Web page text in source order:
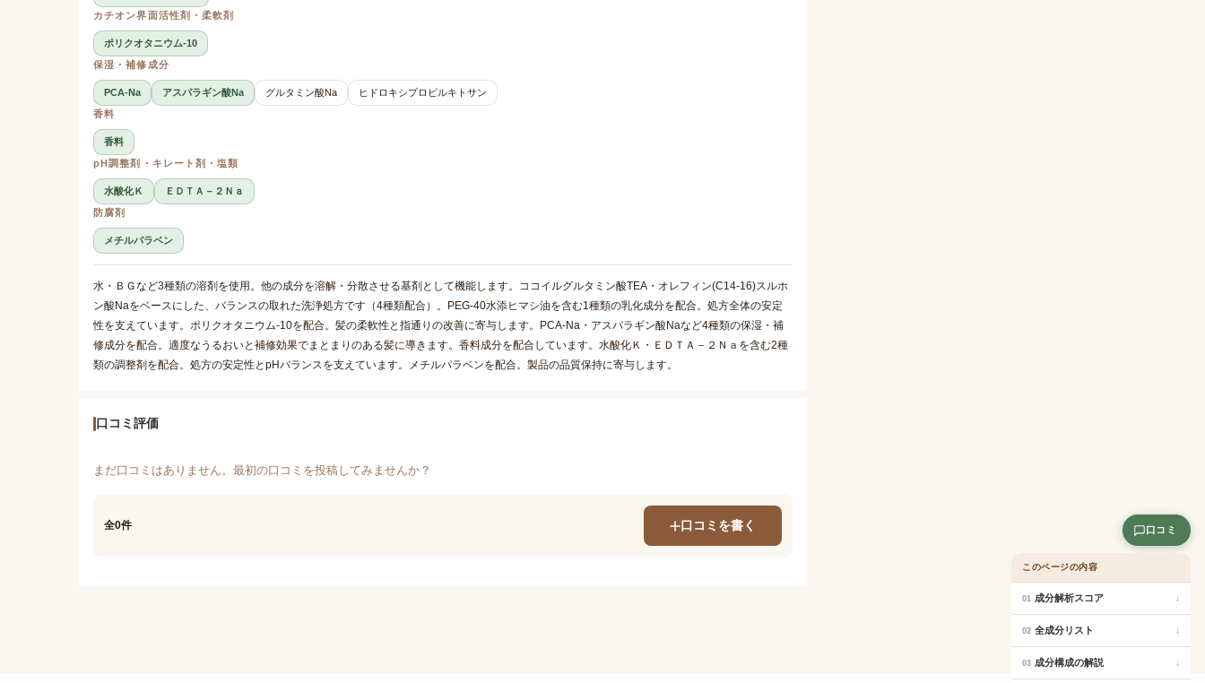
カチオン界面活性剤・柔軟剤
ポリクオタニウム-10
保湿・補修成分
PCA-Na アスパラギン酸Na グルタミン酸Na
ヒドロキシプロピルキトサン
香料
香料
pH調整剤・キレート剤・塩類
水酸化Ｋ
ＥＤＴＡ－２Ｎａ
防腐剤
メチルパラベン
水・ＢＧなど3種類の溶剤を使用。他の成分を溶解・分散させる基剤として機能します。ココイルグルタミン酸TEA・オレフィン(C14-16)スルホ
ン酸Naをベースにした、バランスの取れた洗浄処方です（4種類配合）。PEG-40水添ヒマシ油を含む1種類の乳化成分を配合。処方全体の安定
性を支えています。ポリクオタニウム-10を配合。髪の柔軟性と指通りの改善に寄与します。PCA-Na・アスパラギン酸Naなど4種類の保湿・補
修成分を配合。適度なうるおいと補修効果でまとまりのある髪に導きます。香料成分を配合しています。水酸化Ｋ・ＥＤＴＡ－２Ｎａを含む2種
類の調整剤を配合。処方の安定性とpHバランスを支えています。メチルパラベンを配合。製品の品質保持に寄与します。
口コミ評価
まだ口コミはありません。最初の口コミを投稿してみませんか？
全0件 口コミを書く 口コミ
このページの内容
01 成分解析スコア ↓
02 全成分リスト ↓
03 成分構成の解説 ↓